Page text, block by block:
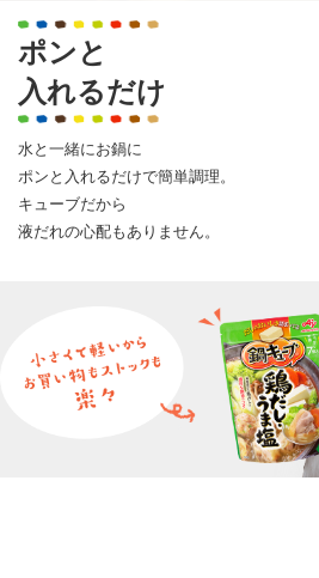
ポンと
入れるだけ
水と一緒にお鍋に
ポンと入れるだけで簡単調理。
キューブだから
液だれの心配もありません。